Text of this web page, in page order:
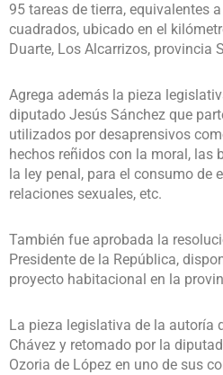
95 tareas de tierra, equivalentes
cuadrados, ubicado en el
Duarte, Los Alcarrizos, provincia
Agrega además la pieza
diputado Jesús Sánchez que
utilizados por desaprensivos
hechos reñidos con la moral, las
la ley penal, para el consumo de
relaciones sexuales, etc.
También fue aprobada la
Presidente de la República,
proyecto habitacional en la
La pieza legislativa de la autoría
Chávez y retomado por la
Ozoria de López en uno de sus